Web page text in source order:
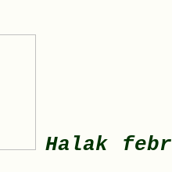
Halak